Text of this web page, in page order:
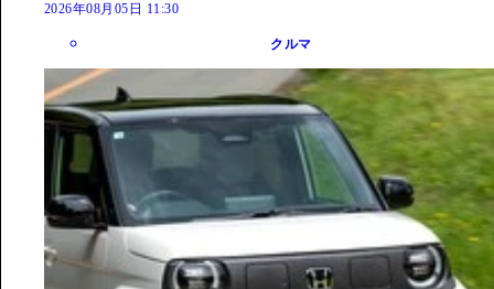
2026年08月05日 11:30
クルマ